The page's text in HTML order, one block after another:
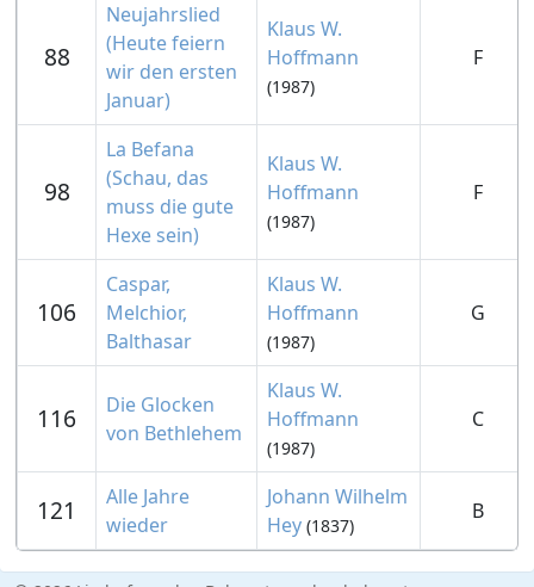
88
Neujahrslied
(Heute feiern
wir den ersten
Januar)
Klaus W.
Hoffmann
(1987)
F
98
La Befana
(Schau, das
muss die gute
Hexe sein)
Klaus W.
Hoffmann
(1987)
F
106
Caspar,
Melchior,
Balthasar
Klaus W.
Hoffmann
(1987)
G
116
Die Glocken
von Bethlehem
Klaus W.
Hoffmann
(1987)
C
121
Alle Jahre
wieder
Johann Wilhelm
Hey (1837)
B